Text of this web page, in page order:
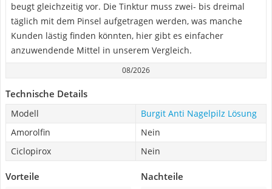
beugt gleichzeitig vor. Die Tinktur muss zwei- bis dreimal
täglich mit dem Pinsel aufgetragen werden, was manche
Kunden lästig finden könnten, hier gibt es einfacher
anzuwendende Mittel in unserem Vergleich.
08/2026
Technische Details
Modell
Burgit Anti Nagelpilz Lösung
Amorolfin
Nein
Ciclopirox
Nein
Vorteile Nachteile